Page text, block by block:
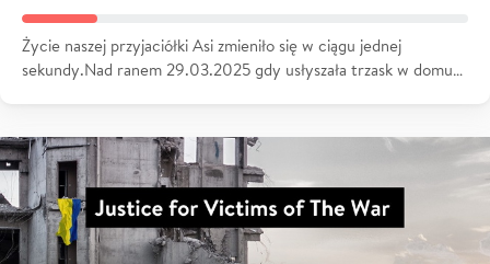
Życie naszej przyjaciółki Asi zmieniło się w ciągu jednej
sekundy.Nad ranem 29.03.2025 gdy usłyszała trzask w domu…